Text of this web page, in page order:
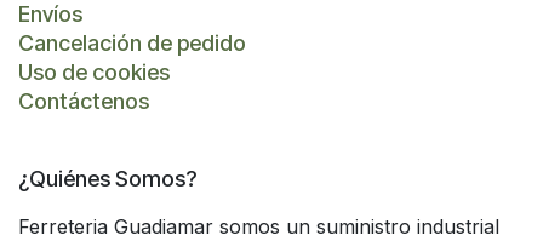
Envíos
Cancelación de pedido
Uso de cookies
Contáctenos
¿Quiénes Somos?
Ferreteria Guadiamar somos un suministro industrial